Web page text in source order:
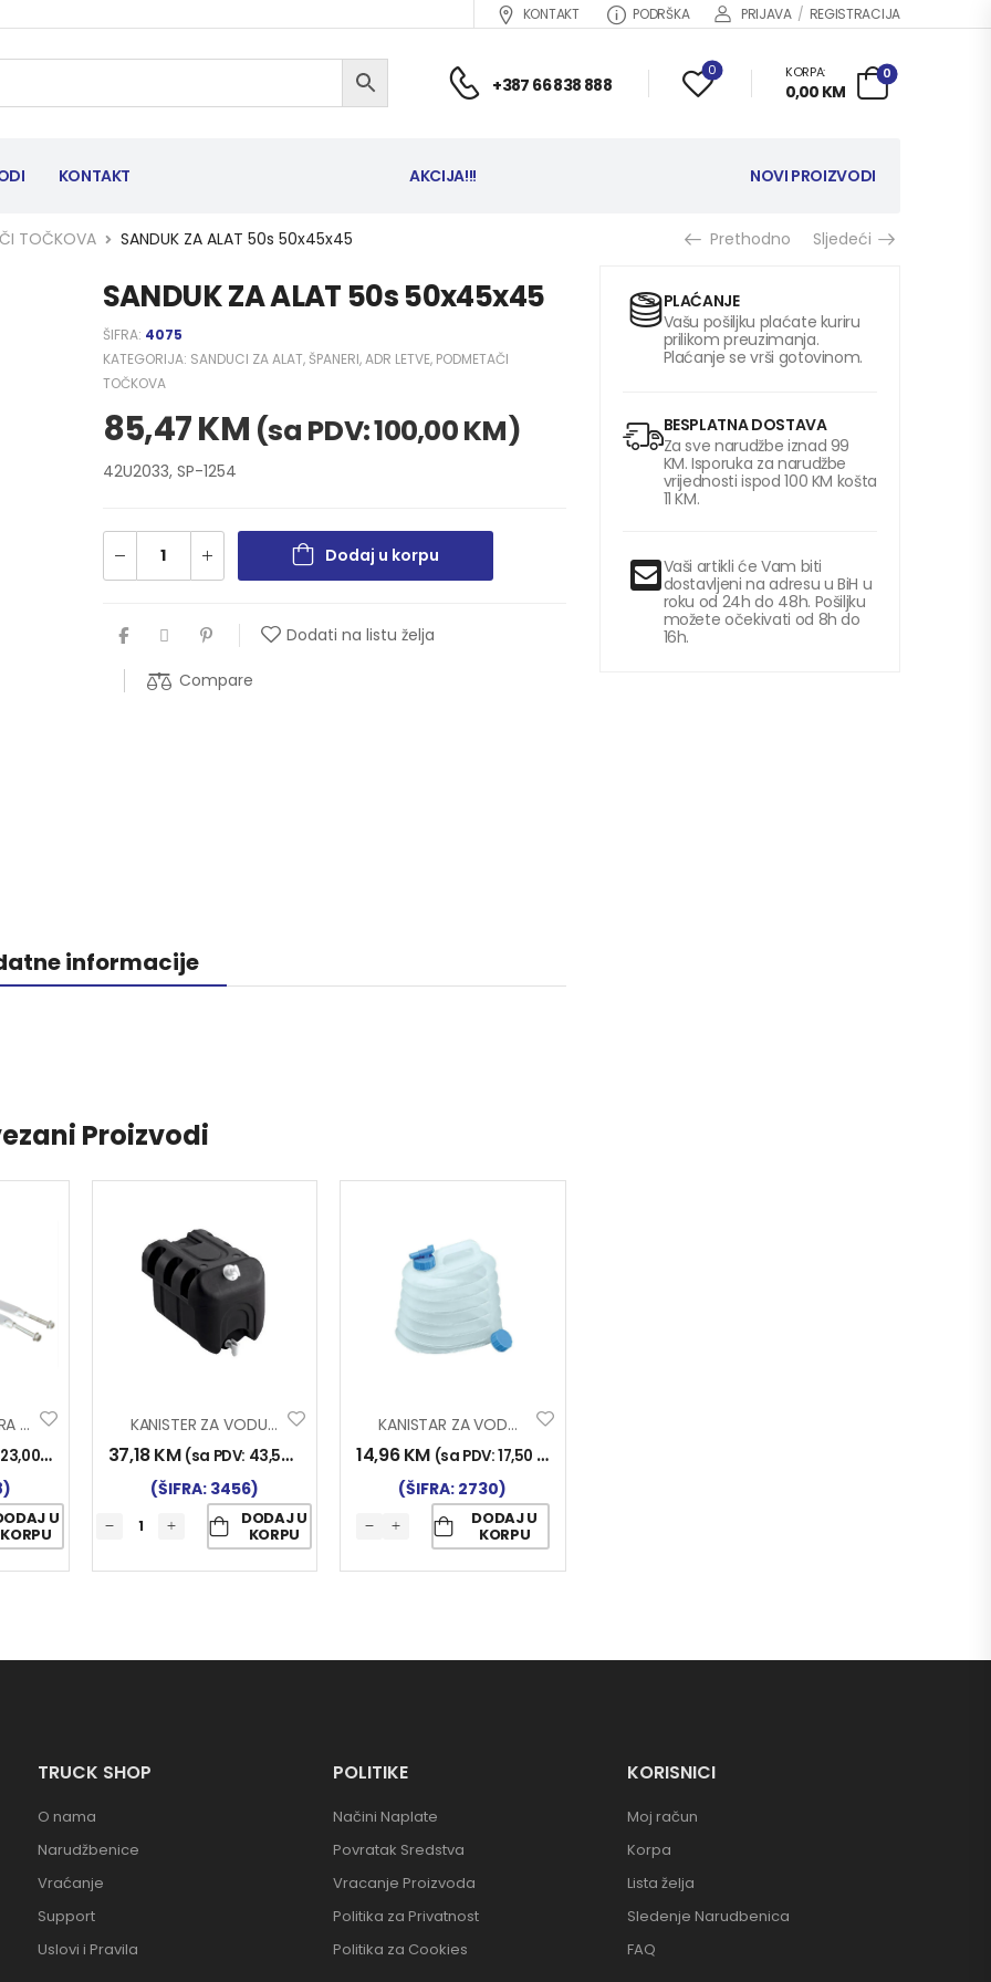
KONTAKT PODRŠKA PRIJAVA / REGISTRACIJA
+387 66 838 888
0 KORPA:
0,00 KM
0
KONTAKT AKCIJA!!! NOVI PROIZVODI
TOČKOVA SANDUK ZA ALAT 50s 50x45x45 Prethodno Sljedeći
SANDUK ZA ALAT 50s 50x45x45
ŠIFRA: 4075
KATEGORIJA: SANDUCI ZA ALAT, ŠPANERI, ADR LETVE, PODMETAČI
TOČKOVA
85,47KM (sa PDV:100,00KM)
42U2033, SP-1254
Dodaj u korpu
Dodati na listu želja
Compare
informacije
Proizvodi
NOSAČ KANISTERA VEĆI
23,00KM
U
KORPU
KANISTER ZA VODU 30L
37,18KM (sa PDV: 43,50
(ŠIFRA: 3456)
DODAJ U
KORPU
KANISTAR ZA VODU 5L
14,96KM (sa PDV:17,50 KM
(ŠIFRA: 2730)
DODAJ U
KORPU
PLAĆANJE
Vašu pošiljku plaćate kuriru
prilikom preuzimanja.
Plaćanje se vrši gotovinom.
BESPLATNA DOSTAVA
Za sve narudžbe iznad 99
KM. Isporuka za narudžbe
vrijednosti ispod 100 KM košta
11 KM.
Vaši artikli će Vam biti
dostavljeni na adresu u BiH u
roku od 24h do 48h. Pošiljku
možete očekivati od 8h do
16h.
TRUCK SHOP
O nama
Narudžbenice
Vraćanje
Support
Uslovi i Pravila
POLITIKE
Načini Naplate
Povratak Sredstva
Vracanje Proizvoda
Politika za Privatnost
Politika za Cookies
KORISNICI
Moj račun
Korpa
Lista želja
Sledenje Narudbenica
FAQ